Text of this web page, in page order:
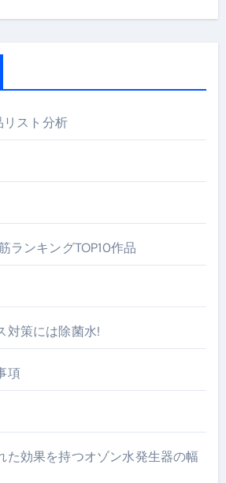
スト分析
ランキングTOP10作品
対策には除菌水!
項
た効果を持つオゾン水発生器の幅